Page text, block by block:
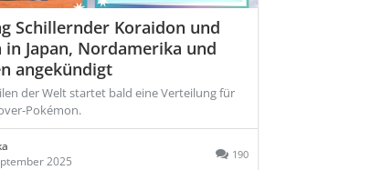
Schillernder Koraidon und
Japan, Nordamerika und
angekündigt
der Welt startet bald eine Verteilung für
Pokémon.
2025
190